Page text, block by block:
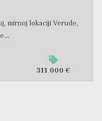
lokacija u Puli,
265 000 €